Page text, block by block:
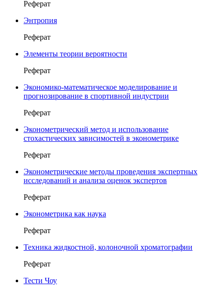
Реферат
Энтропия
Реферат
Элементы теории вероятности
Реферат
Экономико-математическое моделирование и
прогнозирование в спортивной индустрии
Реферат
Эконометрический метод и использование
стохастических зависимостей в эконометрике
Реферат
Эконометрические методы проведения экспертных
исследований и анализа оценок экспертов
Реферат
Эконометрика как наука
Реферат
Техника жидкостной, колоночной хроматографии
Реферат
Тести Чоу